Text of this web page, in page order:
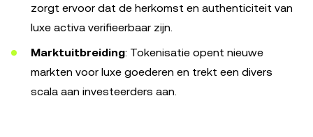
zorgt ervoor dat de herkomst en authenticiteit van
luxe activa verifieerbaar zijn.
Marktuitbreiding: Tokenisatie opent nieuwe
markten voor luxe goederen en trekt een divers
scala aan investeerders aan.